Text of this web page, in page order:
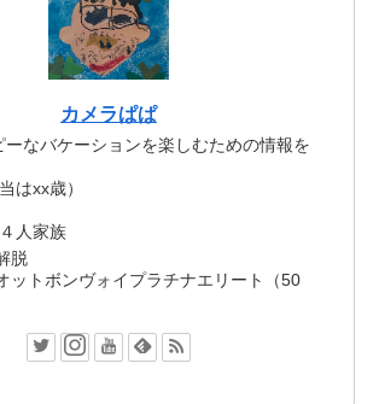
カメラぱぱ
ーなバケーションを楽しむための情報を
はxx歳）
人家族
脱
ットボンヴォイプラチナエリート（50